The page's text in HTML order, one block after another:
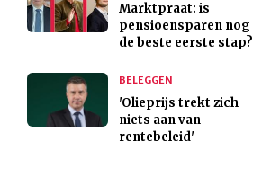
Marktpraat: is
pensioensparen nog
de beste eerste stap?
BELEGGEN
'Olieprijs trekt zich
niets aan van
rentebeleid'